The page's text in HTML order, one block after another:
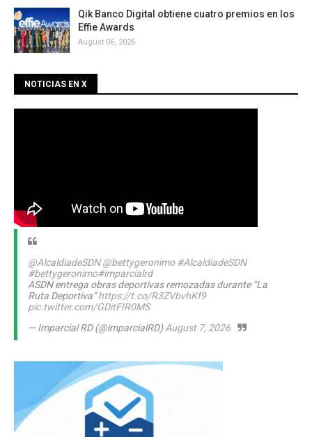
Qik Banco Digital obtiene cuatro premios en los
Effie Awards
August 06, 2026
NOTICIAS EN X
@AlcaldiadeSDN @bettygeronimo #AlcaldiadeSDN
#bettygeronimo#imparcialrd
ASDN entrega obras deportivas remozadas durante “La
Ruta Deportiva”https://t.co/R3ZVbvhKf9
pic.twitter.com/GDitFIR0MS
— Imparcial RD (@imparcialRD)August 7, 2026